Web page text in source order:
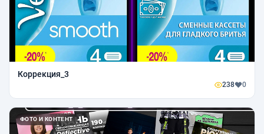
Коррекция_3
238 0
ФОТО И КОНТЕНТ